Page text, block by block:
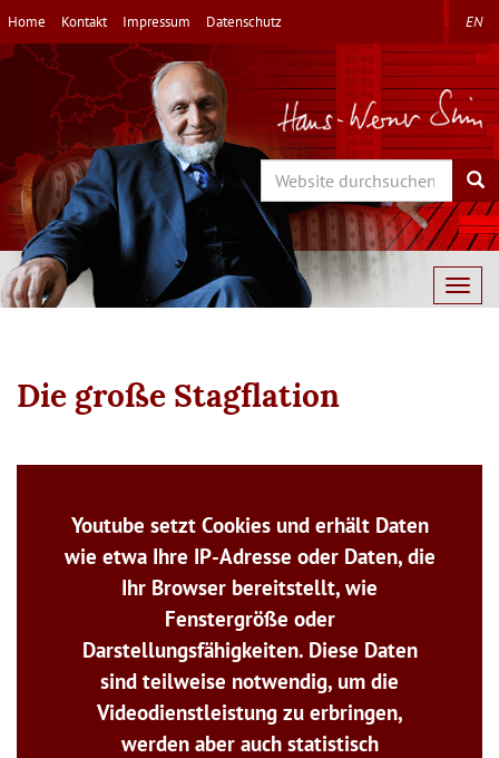
Direkt
zum
Inhalt
Home Kontakt Impressum Datenschutz EN
Search
Die große Stagflation
Youtube setzt Cookies und erhält Daten
wie etwa Ihre IP-Adresse oder Daten, die
Ihr Browser bereitstellt, wie
Fenstergröße oder
Darstellungsfähigkeiten. Diese Daten
sind teilweise notwendig, um die
Videodienstleistung zu erbringen,
werden aber auch statistisch